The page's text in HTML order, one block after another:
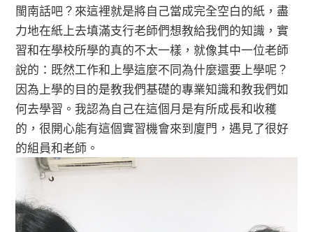
閩南話吧？來這裡就是將自己當成完全空白的紙，盡
力地在紙上去填滿支行老師們想教給我們的知識，實
習和在學校所學的真的不太一樣，就像其中一位老師
說的：既然工作和上學這麼不同為什麼還要上學呢？
因為上學的目的是教我們基礎的專業知識和教我們如
何去學習。我認為自己在這個月是有所成長和收穫
的，很開心能有這個實習機會來到廈門，遇見了很好
的組員和老師。